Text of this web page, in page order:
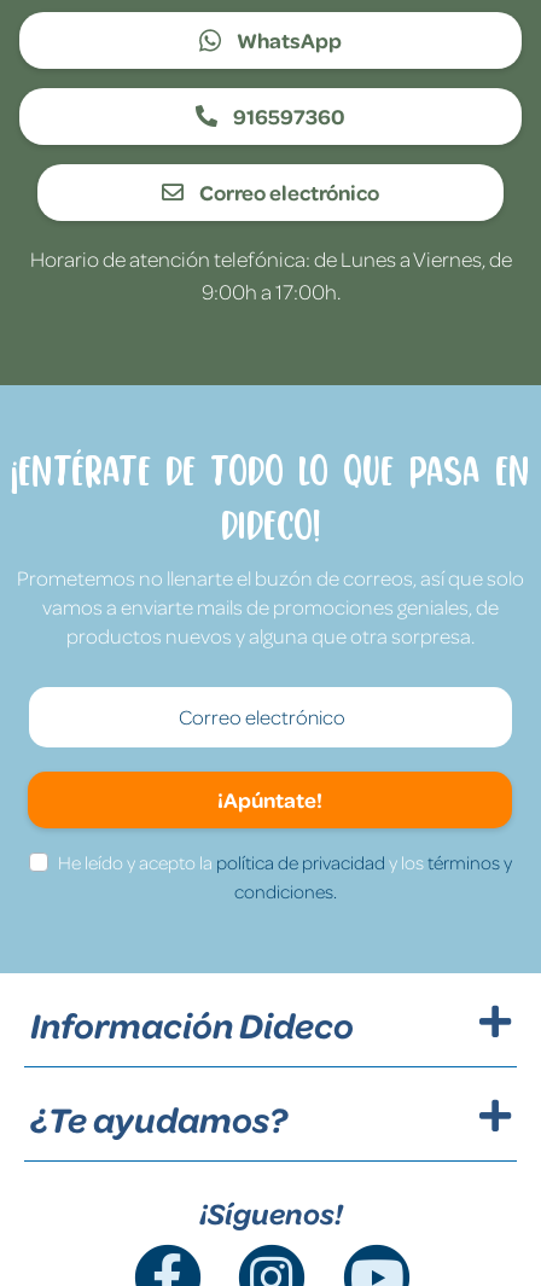
WhatsApp
916597360
Correo electrónico
Horario de atención telefónica: de Lunes a Viernes, de
9:00h a 17:00h.
¡Entérate de todo lo que pasa en
Dideco!
Prometemos no llenarte el buzón de correos, así que solo
vamos a enviarte mails de promociones geniales, de
productos nuevos y alguna que otra sorpresa.
¡Apúntate!
He leído y acepto la política de privacidad y lostérminos y
condiciones.
Información Dideco
¿Te ayudamos?
¡Síguenos!